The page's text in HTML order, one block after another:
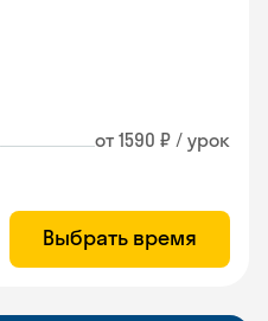
от 1590 ₽ / урок
Выбрать время